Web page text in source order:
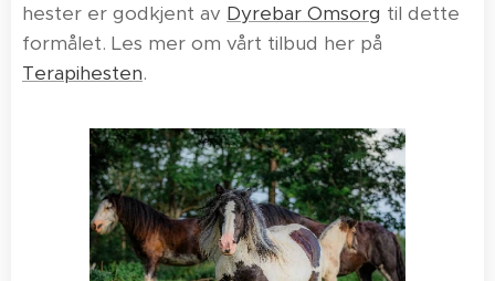
hester er godkjent av Dyrebar Omsorg til dette
formålet. Les mer om vårt tilbud her på
Terapihesten.